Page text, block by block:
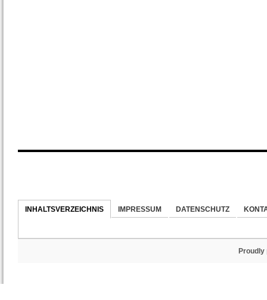
INHALTSVERZEICHNIS IMPRESSUM DATENSCHUTZ
Proudly